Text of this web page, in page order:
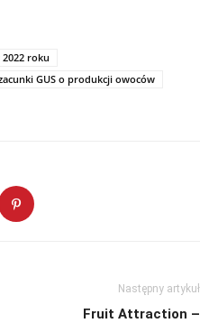
roku
GUS o produkcji owoców
Następny artykuł
Fruit Attraction –